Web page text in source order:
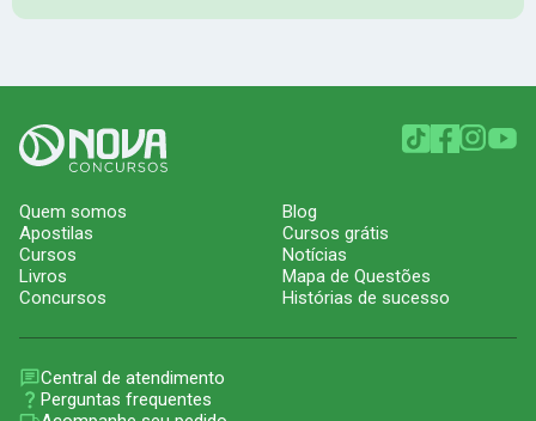
Quem somos
Apostilas
Cursos
Livros
Concursos
Blog
Cursos grátis
Notícias
Mapa de Questões
Histórias de sucesso
Central de atendimento
Perguntas frequentes